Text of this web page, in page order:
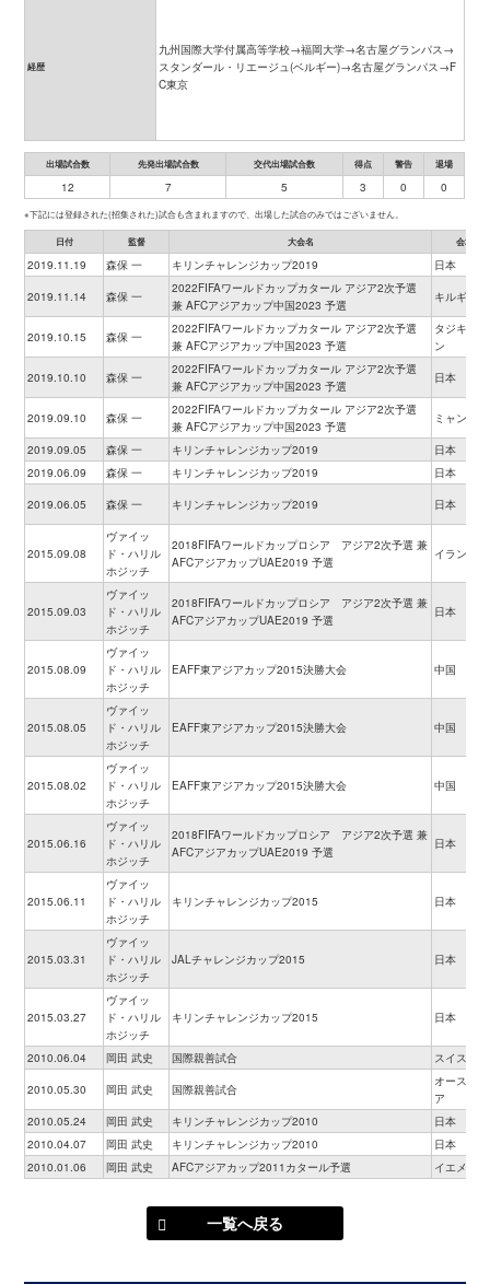
経歴
九州国際大学付属高等学校→福岡大学→名古屋グランパス→
スタンダール・リエージュ(ベルギー)→名古屋グランパス→F
C東京
出場試合数 先発出場試合数 交代出場試合数 得点 警告 退場
12 7 5 3 0 0
※下記には登録された(招集された)試合も含まれますので、出場した試合のみではございません。
日付 監督 大会名 会場
2019.11.19 森保 一 キリンチャレンジカップ2019 日本
2019.11.14 森保 一
2022FIFAワールドカップカタール アジア2次予選
兼 AFCアジアカップ中国2023 予選
キルギス
2019.10.15 森保 一
2022FIFAワールドカップカタール アジア2次予選
兼 AFCアジアカップ中国2023 予選
タジキスタ
ン
2019.10.10 森保 一
2022FIFAワールドカップカタール アジア2次予選
兼 AFCアジアカップ中国2023 予選
日本
2019.09.10 森保 一
2022FIFAワールドカップカタール アジア2次予選
兼 AFCアジアカップ中国2023 予選
ミャンマー
2019.09.05 森保 一 キリンチャレンジカップ2019
日本
2019.06.09
森保 一 キリンチャレンジカップ2019 日本
2019.06.05 森保 一 キリンチャレンジカップ2019 日本
2015.09.08
ヴァイッ
ド・ハリル
ホジッチ
2018FIFAワールドカップロシア アジア2次予選 兼
AFCアジアカップUAE2019 予選
イラン
2015.09.03
ヴァイッ
ド・ハリル
ホジッチ
2018FIFAワールドカップロシア アジア2次予選 兼
AFCアジアカップUAE2019 予選
日本
2015.08.09
ヴァイッ
ド・ハリル
ホジッチ
EAFF東アジアカップ2015決勝大会 中国
2015.08.05
ヴァイッ
ド・ハリル
ホジッチ
EAFF東アジアカップ2015決勝大会 中国
2015.08.02
ヴァイッ
ド・ハリル
ホジッチ
EAFF東アジアカップ2015決勝大会 中国
2015.06.16
ヴァイッ
ド・ハリル
ホジッチ
2018FIFAワールドカップロシア アジア2次予選 兼
AFCアジアカップUAE2019 予選
日本
2015.06.11
ヴァイッ
ド・ハリル
ホジッチ
キリンチャレンジカップ2015 日本
2015.03.31
ヴァイッ
ド・ハリル
ホジッチ
JALチャレンジカップ2015 日本
2015.03.27
ヴァイッ
ド・ハリル
ホジッチ
キリンチャレンジカップ2015 日本
2010.06.04 岡田 武史 国際親善試合 スイス
2010.05.30 岡田 武史 国際親善試合
オーストリ
ア
2010.05.24
岡田 武史 キリンチャレンジカップ2010
日本
2010.04.07
岡田 武史 キリンチャレンジカップ2010
日本
2010.01.06
岡田 武史 AFCアジアカップ2011カタール予選 イエメン
一覧へ戻る